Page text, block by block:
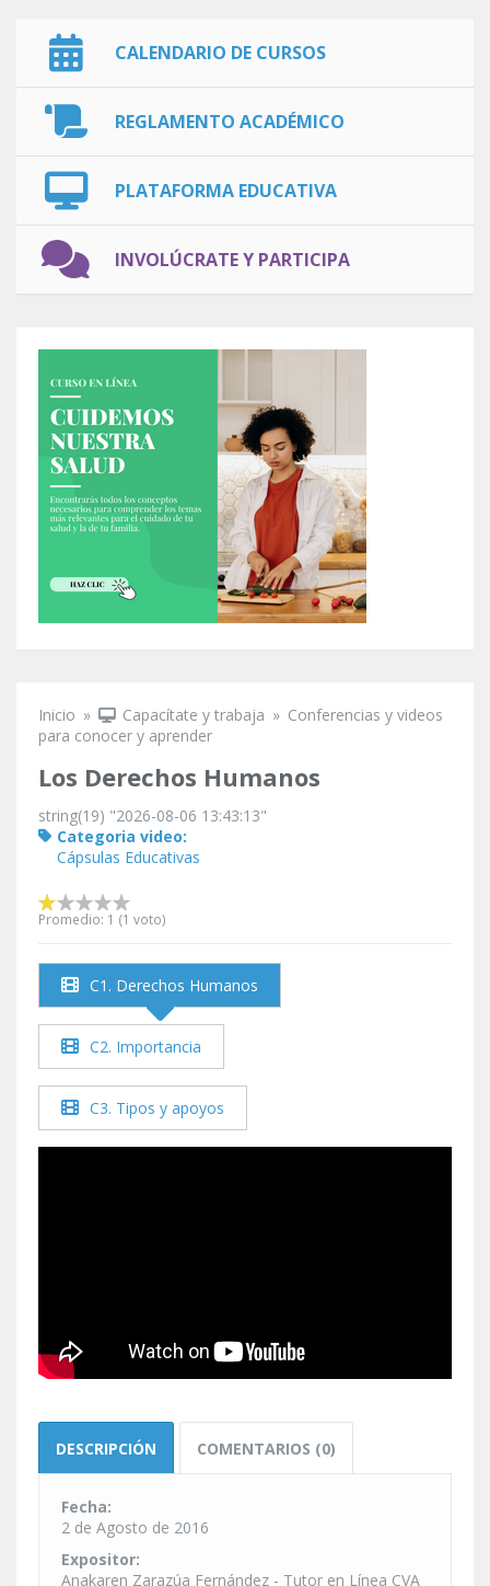
CALENDARIO DE CURSOS
REGLAMENTO ACADÉMICO
PLATAFORMA EDUCATIVA
INVOLÚCRATE Y PARTICIPA
Se encuentra usted aquí
Inicio » Capacítate y trabaja » Conferencias y videos
para conocer y aprender
Los Derechos Humanos
string(19) "2026-08-06 13:43:13"
Categoria video:
Cápsulas Educativas
Promedio: 1 (1 voto)
C1. Derechos Humanos
C2. Importancia
C3. Tipos y apoyos
DESCRIPCIÓN COMENTARIOS (0)
Fecha:
2 de Agosto de 2016
Expositor:
Anakaren Zarazúa Fernández - Tutor en Línea CVA